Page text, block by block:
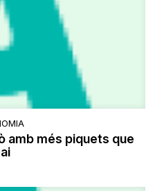
amb més piquets que